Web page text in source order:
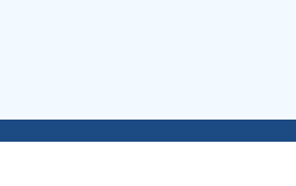
25 cm. C/M.